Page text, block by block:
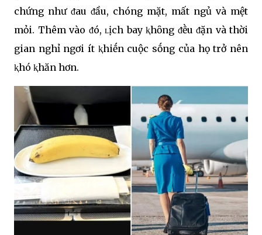
chứng như ᵭau ᵭầu, chóng mặt, mất ngủ và mệt
mỏi. Thêm vào ᵭó, ʟịch bay ⱪhȏng ᵭḕu ᵭặn và thời
gian nghỉ ngơi ít ⱪhiḗn cuộc sṓng của họ trở nên
ⱪhó ⱪhăn hơn.